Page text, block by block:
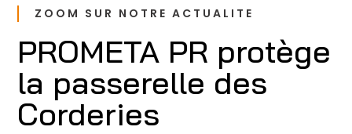
ZOOM SUR NOTRE ACTUALITE
PROMETA PR protège
la passerelle des
Corderies